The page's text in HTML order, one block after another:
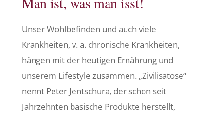
Unser Wohlbefinden und auch viele
Krankheiten, v. a. chronische Krankheiten,
hängen mit der heutigen Ernährung und
unserem Lifestyle zusammen. „Zivilisatose“
nennt Peter Jentschura, der schon seit
Jahrzehnten basische Produkte herstellt,